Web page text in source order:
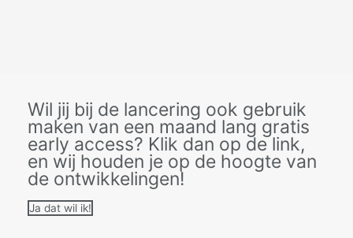
Wil jij bij de lancering ook gebruik
maken van een maand lang gratis
early access? Klik dan op de link,
en wij houden je op de hoogte van
de ontwikkelingen!
Ja dat wil ik!